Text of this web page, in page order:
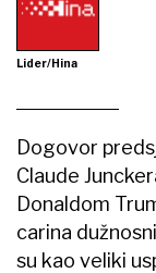
Lider/Hina
Dogovor
Claude
Donaldom
carina
su kao veliki